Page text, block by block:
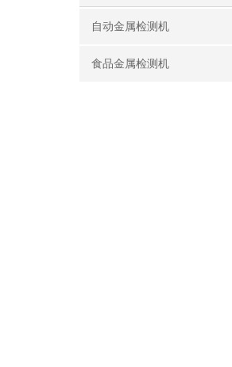
自动金属检测机
食品金属检测机